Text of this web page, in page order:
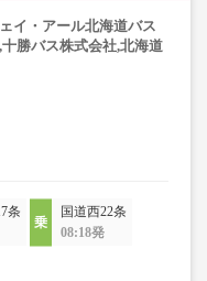
イ・アール北海道バス
勝バス株式会社,北海道
条
国道西22条
08:18発